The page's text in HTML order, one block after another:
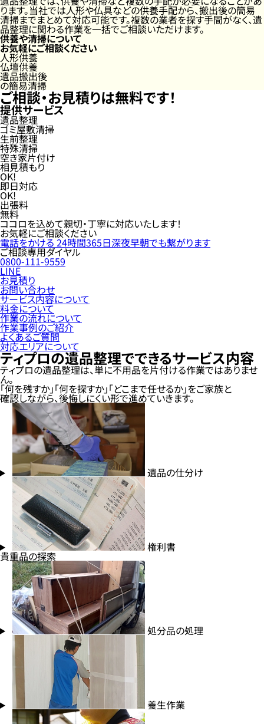
ります。当社では人形や仏具などの供養手配から、搬出後の簡易
清掃までまとめて対応可能です。複数の業者を探す手間がなく、遺
品整理に関わる作業を一括でご相談いただけます。
供養や清掃について
お気軽にご相談ください
人形供養
仏壇供養
遺品搬出後
の簡易清掃
ご相談・お見積りは無料です！
提供サービス
遺品整理
ゴミ屋敷清掃
生前整理
特殊清掃
空き家片付け
相見積もり
OK!
即日対応
OK!
出張料
無料
ココロを込めて親切・丁寧に対応いたします！
お気軽にご相談ください
電話をかける 24時間365日深夜早朝でも繋がります
ご相談専用ダイヤル
0800-111-9559
LINE
お見積り
お問い合わせ
サービス内容について
料金について
作業の流れについて
作業事例のご紹介
よくあるご質問
対応エリアについて
ティプロの遺品整理でできるサービス内容
ティプロの遺品整理は、単に不用品を片付ける作業ではありませ
ん。
「何を残すか」「何を探すか」「どこまで任せるか」をご家族と
確認しながら、後悔しにくい形で進めていきます。
遺品の仕分け
権利書
貴重品の探索
処分品の処理
養生作業